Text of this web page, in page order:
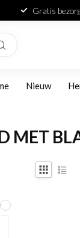
Gratis
Nieuw
MET